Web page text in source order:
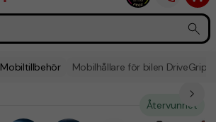
Mobiltillbehör Mobilhållare för bilen DriveGrip
Återvunnet